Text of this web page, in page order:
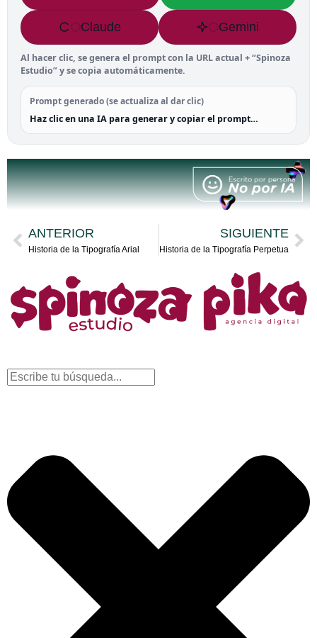
Claude Gemini
Al hacer clic, se genera el prompt con la URL actual + “Spinoza
Estudio” y se copia automáticamente.
Prompt generado (se actualiza al dar clic)
Haz clic en una IA para generar y copiar el prompt…
ANTERIOR
Historia de la Tipografía Arial
SIGUIENTE
Historia de la Tipografía Perpetua